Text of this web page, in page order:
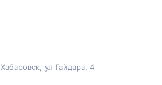
Хабаровск ул Гайдара , 4